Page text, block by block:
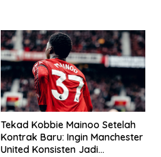
Tekad Kobbie Mainoo Setelah
Kontrak Baru: Ingin Manchester
United Konsisten Jadi